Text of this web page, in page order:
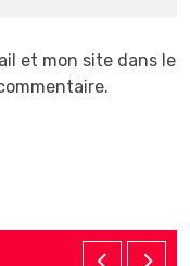
et mon site dans le